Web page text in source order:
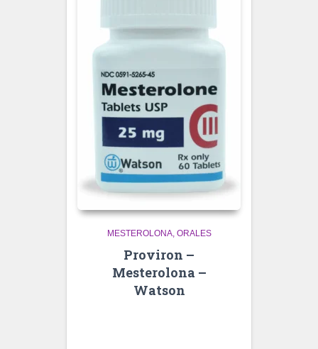
MESTEROLONA ORALES
Proviron –
Mesterolona –
Watson